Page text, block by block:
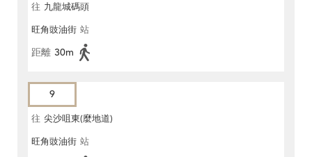
往 九龍城碼頭
旺角豉油街 站
距離 30m
9
往 尖沙咀東(麼地道)
旺角豉油街 站